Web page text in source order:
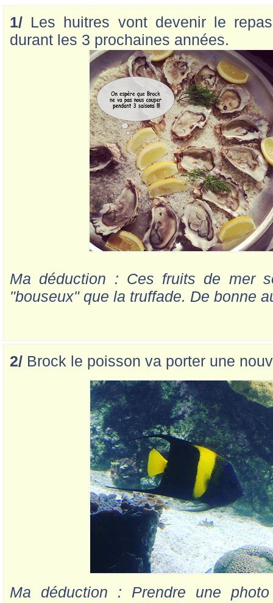
1/ Les huitres vont devenir le
durant les 3 prochaines années.
Ma déduction : Ces fruits de mer
"bouseux" que la truffade. De bonne
2/ Brock le poisson va porter une
Ma déduction : Prendre une